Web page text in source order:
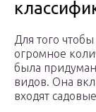
Для того
огромное
была
видов. Она
входят